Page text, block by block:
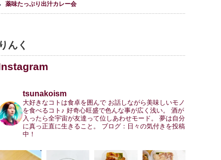
薬味たっぷり出汁カレー会
んく
tsunakoism
大好きなコトは食卓を囲んで お話しながら美味しいモノ
を食べるコト♪ 好奇心旺盛で色んな事が広く浅い。
酒が
入ったら全宇宙が友達って位しあわせモード。
夢は自分
に真っ正直に生きること。
ブログ：日々の気付きを投稿
中！